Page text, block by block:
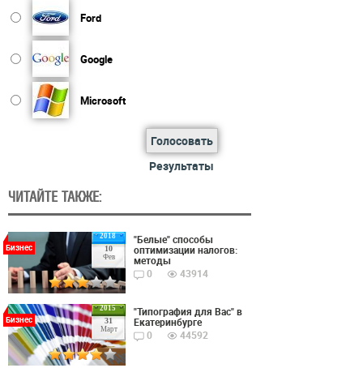
Ford
Google
Microsoft
Голосовать
Результаты
ЧИТАЙТЕ ТАКЖЕ:
2018
10
Фев
Бизнес
"Белые" способы
оптимизации налогов:
методы
0
43914
2015
31
Март
Бизнес
"Типография для Вас" в
Екатеринбурге
0
44592